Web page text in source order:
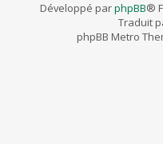
Développé parphpBB®
Traduit
phpBB Metro